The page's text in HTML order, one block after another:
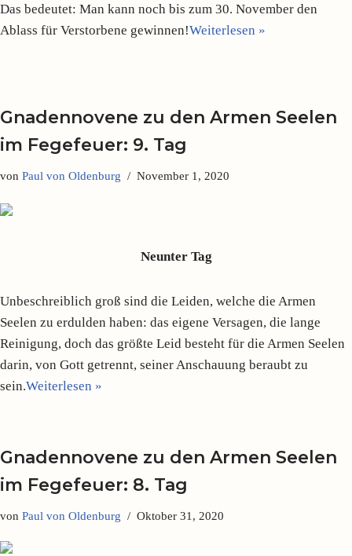
Das bedeutet: Man kann noch bis zum 30. November den
Ablass für Verstorbene gewinnen!Weiterlesen »
Gnadennovene zu den Armen Seelen
im Fegefeuer: 9. Tag
von Paul von Oldenburg November 1, 2020
Neunter Tag
Unbeschreiblich groß sind die Leiden, welche die Armen
Seelen zu erdulden haben: das eigene Versagen, die lange
Reinigung, doch das größte Leid besteht für die Armen Seelen
darin, von Gott getrennt, seiner Anschauung beraubt zu
sein.Weiterlesen »
Gnadennovene zu den Armen Seelen
im Fegefeuer: 8. Tag
von Paul von Oldenburg Oktober 31, 2020